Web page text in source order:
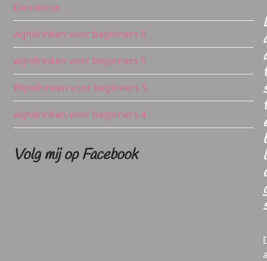
Damascus
wijndrinken voor beginners 6
wijndrinken voor beginners 5
Wijndrinken voor beginners 5
wijndrinken voor beginners 4
Volg mij op Facebook
t
t
l